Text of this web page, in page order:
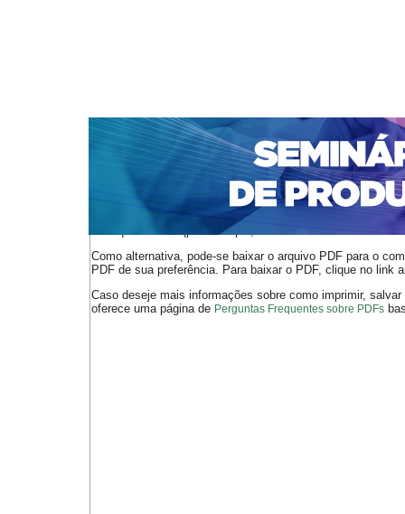
CAPA SOBRE ACESSO
NOTÍCIAS
PORTAL DE REVISTAS DA UNIFACS
v. 11, n. 1 (2007) >Macena
O arquivo PDF selecionado deve ser carregado no
de arquivos PDF (por exemplo, uma versão atual do
Como alternativa, pode-se baixar o arquivo PDF para o
PDF de sua preferência. Para baixar o PDF, clique no link
Caso deseje mais informações sobre como imprimir,
oferece uma página de Perguntas Frequentes sobre PDFs